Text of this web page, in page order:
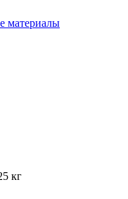
материалы
кг